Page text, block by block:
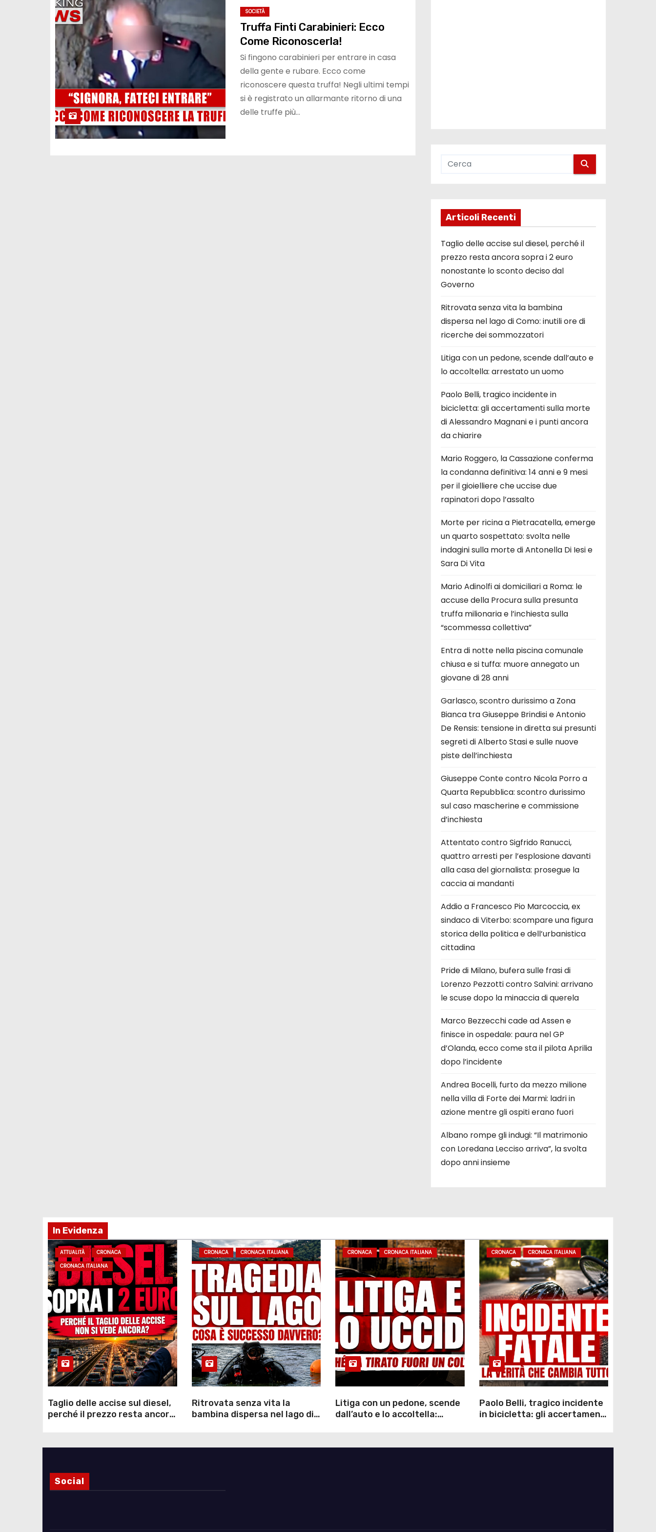
SOCIETÀ
Truffa Finti Carabinieri: Ecco
Come Riconoscerla!
Si fingono carabinieri per entrare in casa
della gente e rubare. Ecco come
riconoscere questa truffa! Negli ultimi tempi
si è registrato un allarmante ritorno di una
delle truffe più…
Articoli Recenti
Taglio delle accise sul diesel, perché il
prezzo resta ancora sopra i 2 euro
nonostante lo sconto deciso dal
Governo
Ritrovata senza vita la bambina
dispersa nel lago di Como: inutili ore di
ricerche dei sommozzatori
Litiga con un pedone, scende dall’auto e
lo accoltella: arrestato un uomo
Paolo Belli, tragico incidente in
bicicletta: gli accertamenti sulla morte
di Alessandro Magnani e i punti ancora
da chiarire
Mario Roggero, la Cassazione conferma
la condanna definitiva: 14 anni e 9 mesi
per il gioielliere che uccise due
rapinatori dopo l’assalto
Morte per ricina a Pietracatella, emerge
un quarto sospettato: svolta nelle
indagini sulla morte di Antonella Di Iesi e
Sara Di Vita
Mario Adinolfi ai domiciliari a Roma: le
accuse della Procura sulla presunta
truffa milionaria e l’inchiesta sulla
“scommessa collettiva”
Entra di notte nella piscina comunale
chiusa e si tuffa: muore annegato un
giovane di 28 anni
Garlasco, scontro durissimo a Zona
Bianca tra Giuseppe Brindisi e Antonio
De Rensis: tensione in diretta sui presunti
segreti di Alberto Stasi e sulle nuove
piste dell’inchiesta
Giuseppe Conte contro Nicola Porro a
Quarta Repubblica: scontro durissimo
sul caso mascherine e commissione
d’inchiesta
Attentato contro Sigfrido Ranucci,
quattro arresti per l’esplosione davanti
alla casa del giornalista: prosegue la
caccia ai mandanti
Addio a Francesco Pio Marcoccia, ex
sindaco di Viterbo: scompare una figura
storica della politica e dell’urbanistica
cittadina
Pride di Milano, bufera sulle frasi di
Lorenzo Pezzotti contro Salvini: arrivano
le scuse dopo la minaccia di querela
Marco Bezzecchi cade ad Assen e
finisce in ospedale: paura nel GP
d’Olanda, ecco come sta il pilota Aprilia
dopo l’incidente
Andrea Bocelli, furto da mezzo milione
nella villa di Forte dei Marmi: ladri in
azione mentre gli ospiti erano fuori
Albano rompe gli indugi: “Il matrimonio
con Loredana Lecciso arriva”, la svolta
dopo anni insieme
In Evidenza
ATTUALITÀ
CRONACA
CRONACA ITALIANA
Taglio delle accise sul diesel,
perché il prezzo resta ancora
CRONACA CRONACA ITALIANA
Ritrovata senza vita la
bambina dispersa nel lago di
CRONACA CRONACA ITALIANA
Litiga con un pedone, scende
dall’auto e lo accoltella:
CRONACA CRONACA ITALIANA
Paolo Belli, tragico incidente
in bicicletta: gli accertamenti
chiarire
Social